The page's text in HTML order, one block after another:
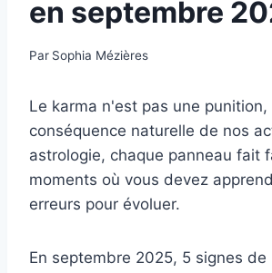
en septembre
Par Sophia Mézières
Le karma n'est pas une punition,
conséquence naturelle de nos
astrologie, chaque panneau fait
moments où vous devez
erreurs pour évoluer.
En septembre 2025, 5 signes de